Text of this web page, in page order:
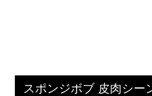
スポンジボブ 皮肉シー